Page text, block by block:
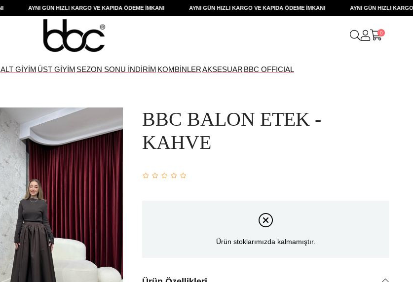
AYNI GÜN HIZLI KARGO VE KAPIDA ÖDEME İMKANI AYNI GÜN HIZLI KARGO VE KAPIDA ÖDEME İMKANI AYNI GÜN HIZLI KARGO VE
0
ALT GİYİM ÜST GİYİM SEZON SONU İNDİRİM KOMBİNLERAKSESUAR BBC OFFICIAL
BBC BALON ETEK -
KAHVE
Ürün stoklarımızda kalmamıştır.